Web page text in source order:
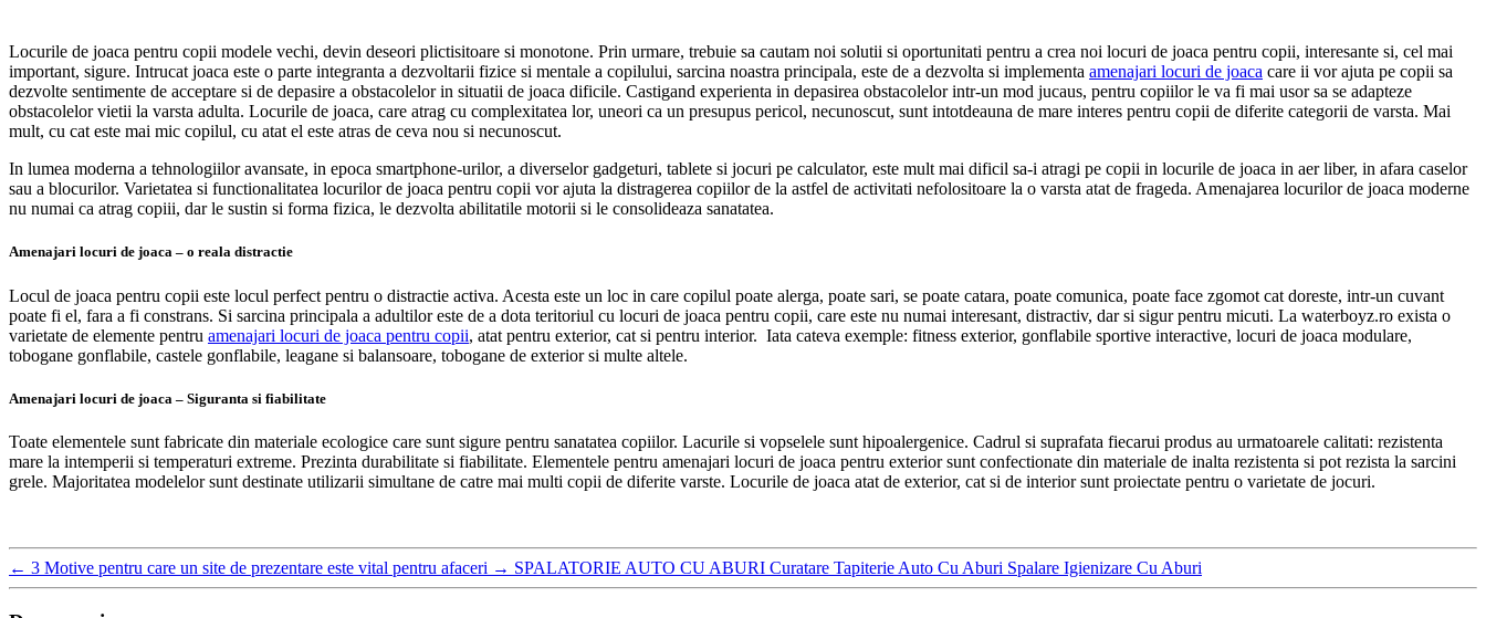
Locurile de joaca pentru copii modele vechi, devin deseori plictisitoare si monotone. Prin urmare, trebuie sa cautam noi solutii si oportunitati pentru a crea noi locuri de joaca pentru copii, interesante si, cel mai
important, sigure. Intrucat joaca este o parte integranta a dezvoltarii fizice si mentale a copilului, sarcina noastra principala, este de a dezvolta si implementa amenajari locuri de joaca care ii vor ajuta pe copii sa
dezvolte sentimente de acceptare si de depasire a obstacolelor in situatii de joaca dificile. Castigand experienta in depasirea obstacolelor intr-un mod jucaus, pentru copiilor le va fi mai usor sa se adapteze
obstacolelor vietii la varsta adulta. Locurile de joaca, care atrag cu complexitatea lor, uneori ca un presupus pericol, necunoscut, sunt intotdeauna de mare interes pentru copii de diferite categorii de varsta. Mai
mult, cu cat este mai mic copilul, cu atat el este atras de ceva nou si necunoscut.
In lumea moderna a tehnologiilor avansate, in epoca smartphone-urilor, a diverselor gadgeturi, tablete si jocuri pe calculator, este mult mai dificil sa-i atragi pe copii in locurile de joaca in aer liber, in afara caselor
sau a blocurilor. Varietatea si functionalitatea locurilor de joaca pentru copii vor ajuta la distragerea copiilor de la astfel de activitati nefolositoare la o varsta atat de frageda. Amenajarea locurilor de joaca moderne
nu numai ca atrag copiii, dar le sustin si forma fizica, le dezvolta abilitatile motorii si le consolideaza sanatatea.
Amenajari locuri de joaca – o reala distractie
Locul de joaca pentru copii este locul perfect pentru o distractie activa. Acesta este un loc in care copilul poate alerga, poate sari, se poate catara, poate comunica, poate face zgomot cat doreste, intr-un cuvant
poate fi el, fara a fi constrans. Si sarcina principala a adultilor este de a dota teritoriul cu locuri de joaca pentru copii, care este nu numai interesant, distractiv, dar si sigur pentru micuti. La waterboyz.ro exista o
varietate de elemente pentru amenajari locuri de joaca pentru copii, atat pentru exterior, cat si pentru interior. Iata cateva exemple: fitness exterior, gonflabile sportive interactive, locuri de joaca modulare,
tobogane gonflabile, castele gonflabile, leagane si balansoare, tobogane de exterior si multe altele.
Amenajari locuri de joaca – Siguranta si fiabilitate
Toate elementele sunt fabricate din materiale ecologice care sunt sigure pentru sanatatea copiilor. Lacurile si vopselele sunt hipoalergenice. Cadrul si suprafata fiecarui produs au urmatoarele calitati: rezistenta
mare la intemperii si temperaturi extreme. Prezinta durabilitate si fiabilitate. Elementele pentru amenajari locuri de joaca pentru exterior sunt confectionate din materiale de inalta rezistenta si pot rezista la sarcini
grele. Majoritatea modelelor sunt destinate utilizarii simultane de catre mai multi copii de diferite varste. Locurile de joaca atat de exterior, cat si de interior sunt proiectate pentru o varietate de jocuri.
← 3 Motive pentru care un site de prezentare este vital pentru afaceri → SPALATORIE AUTO CU ABURI Curatare Tapiterie Auto Cu Aburi Spalare Igienizare Cu Aburi